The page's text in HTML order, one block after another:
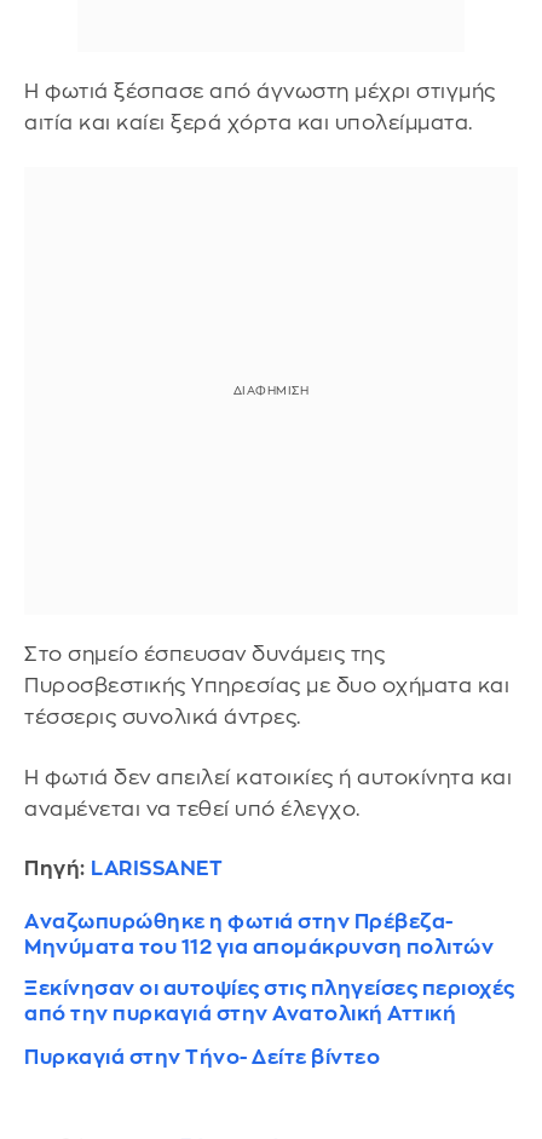
Η φωτιά ξέσπασε από άγνωστη μέχρι στιγμής
αιτία και καίει ξερά χόρτα και υπολείμματα.
Στο σημείο έσπευσαν δυνάμεις της
Πυροσβεστικής Υπηρεσίας με δυο οχήματα και
τέσσερις συνολικά άντρες.
Η φωτιά δεν απειλεί κατοικίες ή αυτοκίνητα και
αναμένεται να τεθεί υπό έλεγχο.
Πηγή: LARISSANET
Aναζωπυρώθηκε η φωτιά στην Πρέβεζα-
Μηνύματα του 112 για απομάκρυνση πολιτών
Ξεκίνησαν οι αυτοψίες στις πληγείσες περιοχές
από την πυρκαγιά στην Ανατολική Αττική
Πυρκαγιά στην Τήνο- Δείτε βίντεο